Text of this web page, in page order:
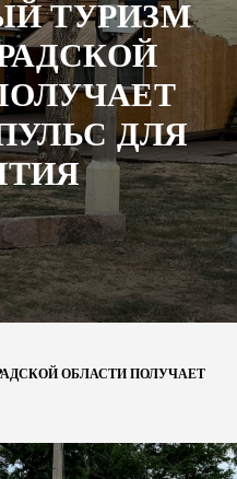
ТУРИЗМ
ДЛЯ
ОБЛАСТИ ПОЛУЧАЕТ